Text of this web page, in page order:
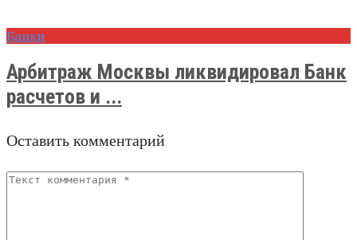
Банки
Арбитраж Москвы ликвидировал Банк
расчетов и ...
Оставить комментарий